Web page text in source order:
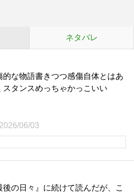
ネタバレ
的な物語書きつつ感傷自体とはあ
スタンスめっちゃかっこいい
2026/06/03
の日々』に続けて読んだが、こ